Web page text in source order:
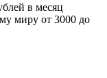
в месяц
миру от 3000 до